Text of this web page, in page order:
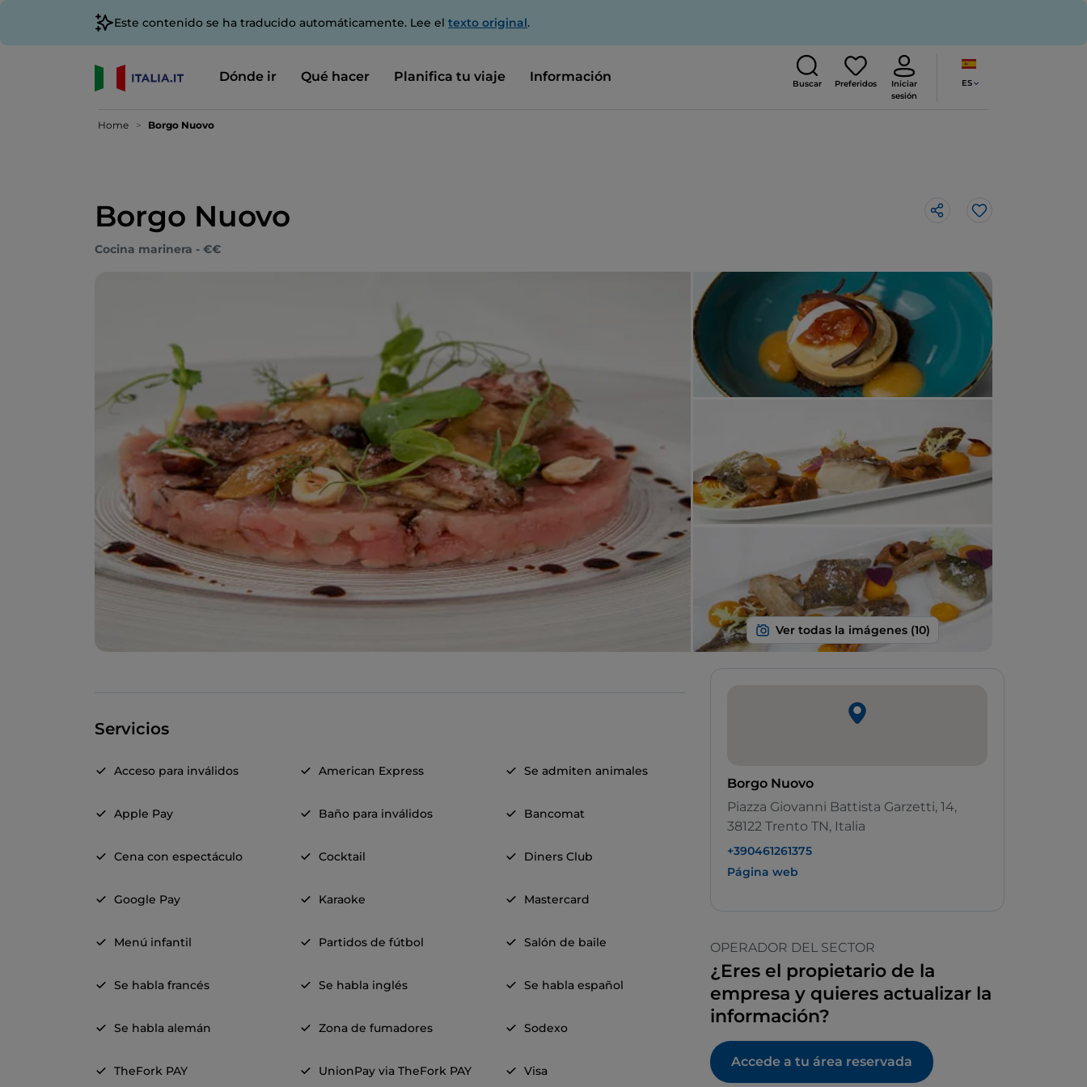
Este contenido se ha traducido automáticamente. Lee el texto original.
Dónde ir Qué hacer Planifica tu viaje Información Buscar Preferidos
Iniciar
sesión
ES
Home Borgo Nuovo
Borgo Nuovo Me gusta
Cocina marinera - €€
Servicios
Acceso para inválidos American Express Se admiten animales
Apple Pay Baño para inválidos Bancomat
Cena con espectáculo Cocktail Diners Club
Google Pay Karaoke Mastercard
Menú infantil Partidos de fútbol Salón de baile
Se habla francés Se habla inglés Se habla español
Se habla alemán Zona de fumadores Sodexo
TheFork PAY UnionPay via TheFork PAY Visa
Borgo Nuovo
Piazza Giovanni Battista Garzetti, 14,
38122 Trento TN, Italia
+390461261375
Página web
OPERADOR DEL SECTOR
¿Eres el propietario de la
empresa y quieres actualizar la
información?
Accede a tu área reservada